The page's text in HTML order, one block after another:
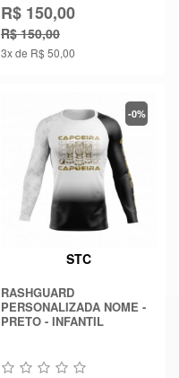
R$ 150,00
R$ 150,00
3x de R$ 50,00
STC
RASHGUARD
PERSONALIZADA NOME -
PRETO - INFANTIL
-0%